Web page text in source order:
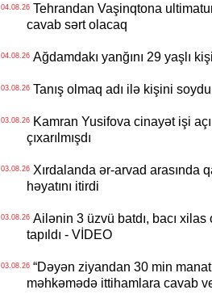
04.08.26Tehrandan Vaşinqtona
cavab sərt olacaq
04.08.26Ağdamdakı yanğını 29 yaşlı
03.08.26Tanış olmaq adı ilə kişini
03.08.26Kamran Yusifova cinayət işi
çıxarılmışdı
03.08.26Xırdalanda ər-arvad arasında
həyatını itirdi
03.08.26Ailənin 3 üzvü batdı, bacı xilas
tapıldı - VİDEO
03.08.26“Dəyən ziyandan 30 min
məhkəmədə ittihamlara cavab